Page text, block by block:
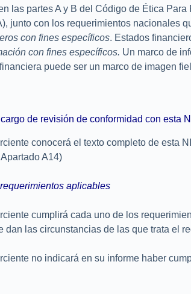
las partes A y B del Código de Ética
junto con los requerimientos nacionales
con fines específicos. Estados
con fines específicos. Un marco de
puede ser un marco de imagen
de revisión de conformidad con esta
conocerá el texto completo de esta
A14)
aplicables
cumplirá cada uno de los
dan las circunstancias de las que trata el
no indicará en su informe haber